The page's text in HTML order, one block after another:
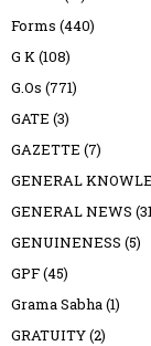
Forms (440)
G K(108)
G.Os (771)
GATE (3)
GAZETTE (7)
GENERAL
GENERAL NEWS
GENUINENESS (5)
GPF(45)
Grama Sabha(1)
GRATUITY(2)